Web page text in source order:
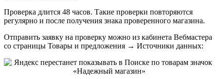
Проверка длится 48 часов. Такие проверки повторяются
регулярно и после получения знака проверенного магазина.
Отправить заявку на проверку можно из кабинета Вебмастера
со страницы Товары и предложения → Источники данных: